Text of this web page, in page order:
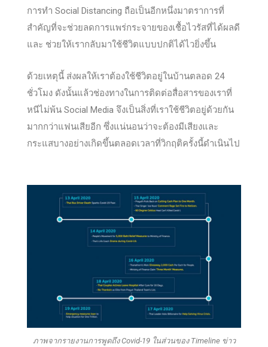
การทำ Social Distancing ถือเป็นอีกหนึ่งมาตราการที่
สำคัญที่จะช่วยลดการแพร่กระจายของเชื้อไวรัสที่ได้ผลดี
และ ช่วยให้เรากลับมาใช้ชีวิตแบบปกติได้ไวยิ่งขึ้น
ด้วยเหตุนี้ ส่งผลให้เราต้องใช้ชีวิตอยู่ในบ้านตลอด 24
ชั่วโมง ดังนั้นแล้วช่องทางในการติดต่อสื่อสารของเราที่
หนีไม่พ้น Social Media จึงเป็นสิ่งที่เราใช้ชีวิตอยู่ด้วยกัน
มากกว่าแฟนเสียอีก ซึ่งแน่นอนว่าจะต้องมีเสียงและ
กระแสบางอย่างเกิดขึ้นตลอดเวลาที่วิกฤติครั้งนี้ดำเนินไป
ภาพจากรายงานการพูดถึง Covid-19 ในส่วนของ Timeline ข่าว